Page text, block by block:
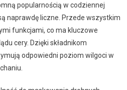
popularnością w codziennej
naprawdę liczne. Przede wszystkim
funkcjami, co ma kluczowe
cery. Dzięki składnikom
odpowiedni poziom wilgoci w